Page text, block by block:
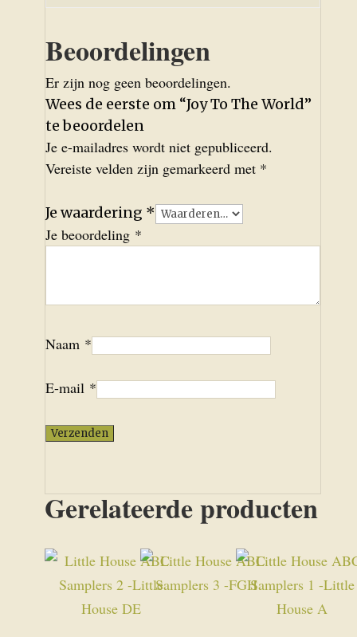
Beoordelingen
Er zijn nog geen beoordelingen.
Wees de eerste om “Joy To The World”
te beoordelen
Je e-mailadres wordt niet gepubliceerd.
Vereiste velden zijn gemarkeerd met *
Je waardering *
Je beoordeling *
Naam *
E-mail *
Gerelateerde producten